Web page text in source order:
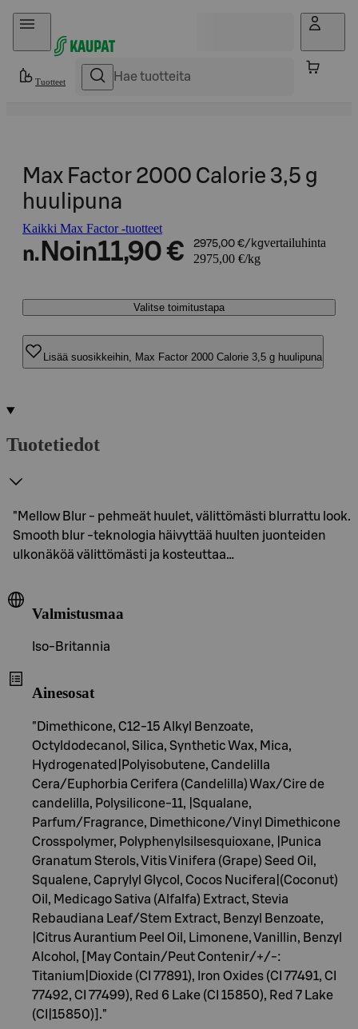
Hyppää sisältöön
Tuotteet
Max Factor 2000 Calorie 3,5 g
huulipuna
Kaikki Max Factor -tuotteet
n. Noin11,90 € 2975,00 €/kgvertailuhinta
2975,00 €/kg
Valitse toimitustapa
Lisää suosikkeihin, Max Factor 2000 Calorie 3,5 g huulipuna
Tuotetiedot
"Mellow Blur - pehmeät huulet, välittömästi blurrattu look.
Smooth blur -teknologia häivyttää huulten juonteiden
ulkonäköä välittömästi ja kosteuttaa…
Valmistusmaa
Iso-Britannia
Ainesosat
"Dimethicone, C12-15 Alkyl Benzoate,
Octyldodecanol, Silica, Synthetic Wax, Mica,
Hydrogenated|Polyisobutene, Candelilla
Cera/Euphorbia Cerifera (Candelilla) Wax/Cire de
candelilla, Polysilicone-11, |Squalane,
Parfum/Fragrance, Dimethicone/Vinyl Dimethicone
Crosspolymer, Polyphenylsilsesquioxane, |Punica
Granatum Sterols, Vitis Vinifera (Grape) Seed Oil,
Squalene, Caprylyl Glycol, Cocos Nucifera|(Coconut)
Oil, Medicago Sativa (Alfalfa) Extract, Stevia
Rebaudiana Leaf/Stem Extract, Benzyl Benzoate,
|Citrus Aurantium Peel Oil, Limonene, Vanillin, Benzyl
Alcohol, [May Contain/Peut Contenir/+/-:
Titanium|Dioxide (CI 77891), Iron Oxides (CI 77491, CI
77492, CI 77499), Red 6 Lake (CI 15850), Red 7 Lake
(CI|15850)]."